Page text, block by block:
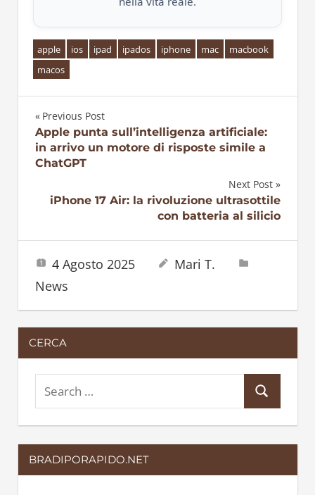
apple ios ipad ipados iphone mac
macbook
macos
Navigazione
articoli
Previous Post
Apple punta sull’intelligenza artificiale:
in arrivo un motore di risposte simile a
ChatGPT
Next Post
iPhone 17 Air: la rivoluzione ultrasottile
con batteria al silicio
4 Agosto 2025
Mari T.
News
CERCA
e
a
r
c
e
a
BRADIPORAPIDO.NET